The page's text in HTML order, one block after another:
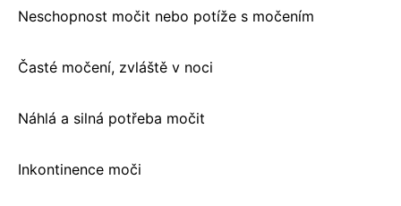
Neschopnost močit nebo potíže s močením
Časté močení, zvláště v noci
Náhlá a silná potřeba močit
Inkontinence moči